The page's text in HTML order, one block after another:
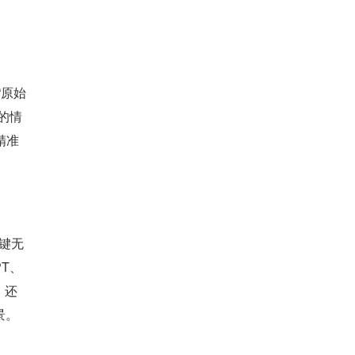
始
情
准
无
还